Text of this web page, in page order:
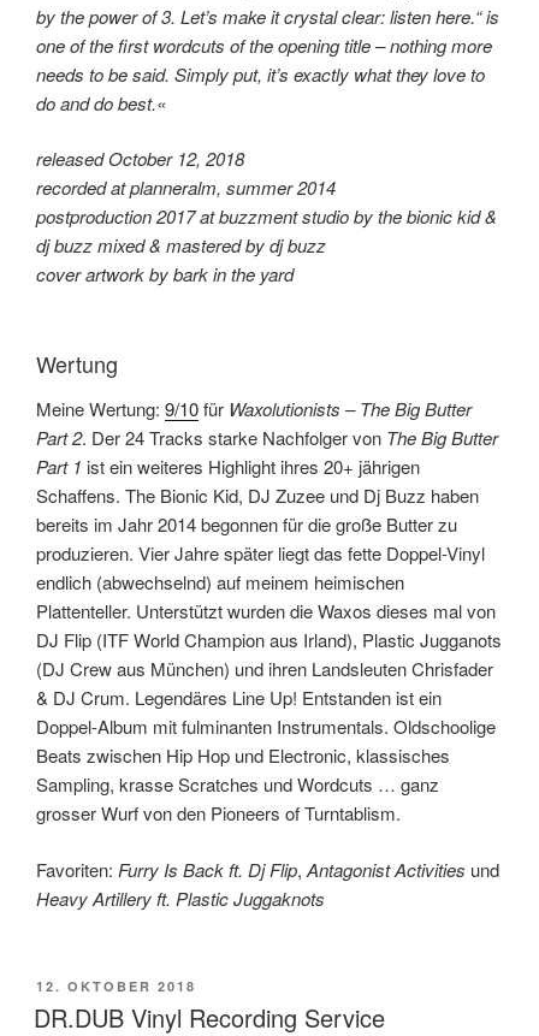
by the power of 3. Let’s make it crystal clear: listen here.“ is
one of the first wordcuts of the opening title – nothing more
needs to be said. Simply put, it’s exactly what they love to
do and do best.«
released October 12, 2018
recorded at planneralm, summer 2014
postproduction 2017 at buzzment studio by the bionic kid &
dj buzz mixed & mastered by dj buzz
cover artwork by bark in the yard
Wertung
Meine Wertung: 9/10für Waxolutionists – The Big Butter
Part 2. Der 24 Tracks starke Nachfolger von The Big Butter
Part 1 ist ein weiteres Highlight ihres 20+ jährigen
Schaffens. The Bionic Kid, DJ Zuzee und Dj Buzz haben
bereits im Jahr 2014 begonnen für die große Butter zu
produzieren. Vier Jahre später liegt das fette Doppel-Vinyl
endlich (abwechselnd) auf meinem heimischen
Plattenteller. Unterstützt wurden die Waxos dieses mal von
DJ Flip (ITF World Champion aus Irland), Plastic Jugganots
(DJ Crew aus München) und ihren Landsleuten Chrisfader
& DJ Crum. Legendäres Line Up! Entstanden ist ein
Doppel-Album mit fulminanten Instrumentals. Oldschoolige
Beats zwischen Hip Hop und Electronic, klassisches
Sampling, krasse Scratches und Wordcuts … ganz
grosser Wurf von den Pioneers of Turntablism.
Favoriten: Furry Is Back ft. Dj Flip, Antagonist Activities und
Heavy Artillery ft. Plastic Juggaknots
VERÖFFENTLICHT
AM
12. OKTOBER 2018
DR.DUB Vinyl Recording Service